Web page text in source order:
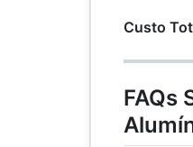
Custo
FAQs